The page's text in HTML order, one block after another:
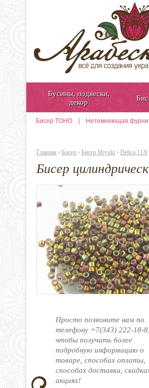
Бусины, подвески,
декор
Бисер TOHO Нетемнеющая
Главная › Бисер › Бисер Miyuki › Delica 11/0
Бисер
Просто позвоните нам по
телефону +7(343) 222-18-
чтобы получить более
подробную информацию о
товаре, способах оплаты,
способах доставки,
акциях!